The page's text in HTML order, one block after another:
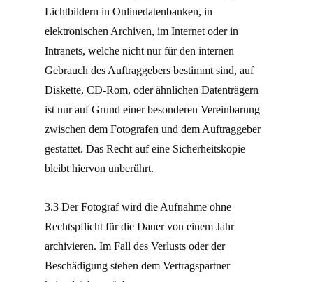
Lichtbildern in Onlinedatenbanken, in
elektronischen Archiven, im Internet oder in
Intranets, welche nicht nur für den internen
Gebrauch des Auftraggebers bestimmt sind, auf
Diskette, CD-Rom, oder ähnlichen Datenträgern
ist nur auf Grund einer besonderen Vereinbarung
zwischen dem Fotografen und dem Auftraggeber
gestattet. Das Recht auf eine Sicherheitskopie
bleibt hiervon unberührt.
3.3 Der Fotograf wird die Aufnahme ohne
Rechtspflicht für die Dauer von einem Jahr
archivieren. Im Fall des Verlusts oder der
Beschädigung stehen dem Vertragspartner